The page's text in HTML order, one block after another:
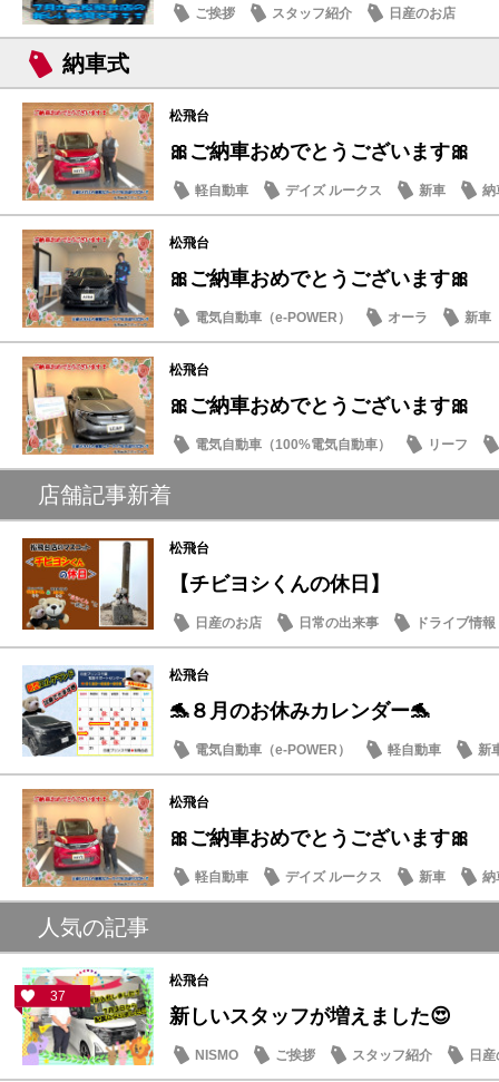
ご挨拶 スタッフ紹介 日産のお店
納車式
松飛台
🎀ご納車おめでとうございます🎀
軽自動車 デイズ ルークス 新車 納
松飛台
🎀ご納車おめでとうございます🎀
電気自動車（e-POWER） オーラ 新車
松飛台
🎀ご納車おめでとうございます🎀
電気自動車（100%電気自動車） リーフ
店舗記事新着
松飛台
【チビヨシくんの休日】
日産のお店 日常の出来事 ドライブ情報
松飛台
🐬８月のお休みカレンダー🐬
電気自動車（e-POWER） 軽自動車
新
日産のお店
松飛台
🎀ご納車おめでとうございます🎀
軽自動車 デイズ ルークス 新車 納
人気の記事
37
松飛台
新しいスタッフが増えました😍
NISMO ご挨拶 スタッフ紹介 日